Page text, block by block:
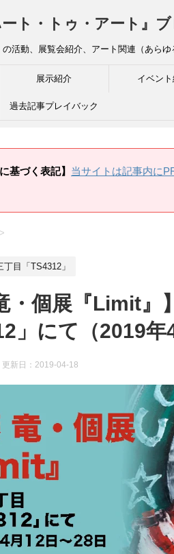
ト・トゥ・アート』
の活動、展覧会紹介、アート関連（あら
展示紹介 イベン
過去記事プレイバック
基づく表記】 当サイトは記事内に
>
丁目「TS4312」
・個展『Limit』
」にて（2019年
新日： 2019-04-18